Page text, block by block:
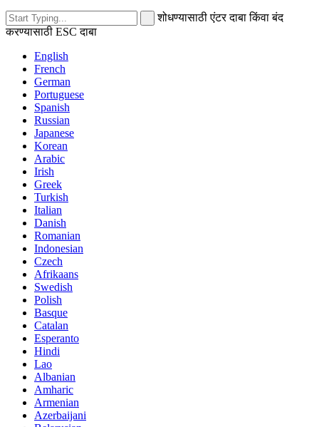
शोधण्यासाठी एंटर दाबा किंवा बंद
करण्यासाठी ESC दाबा
English
French
German
Portuguese
Spanish
Russian
Japanese
Korean
Arabic
Irish
Greek
Turkish
Italian
Danish
Romanian
Indonesian
Czech
Afrikaans
Swedish
Polish
Basque
Catalan
Esperanto
Hindi
Lao
Albanian
Amharic
Armenian
Azerbaijani